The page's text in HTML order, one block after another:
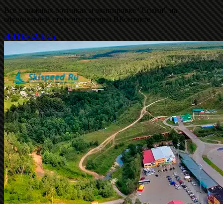
Всё о лыжных ботинках и экипировке "Спайн" на
официальной странице группы ВКонтакте
ИНТЕРЕСНО?